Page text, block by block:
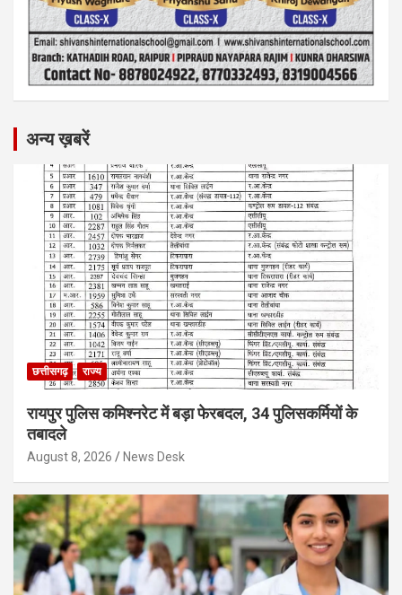
अन्य ख़बरें
छत्तीसगढ़ राज्य
रायपुर पुलिस कमिश्नरेट में बड़ा फेरबदल, 34 पुलिसकर्मियों के
तबादले
August 8, 2026 News Desk